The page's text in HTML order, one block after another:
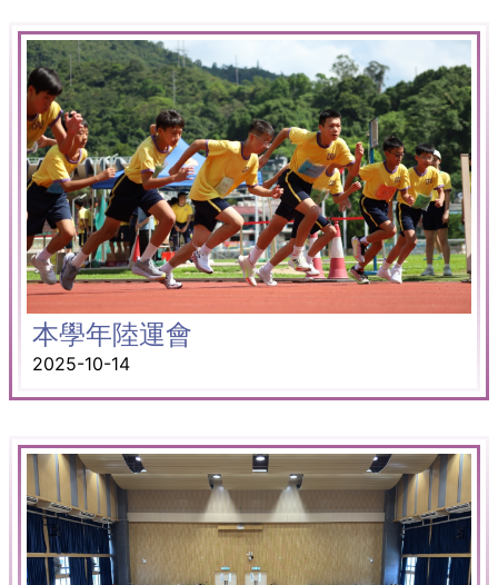
本學年陸運會
2025-10-14